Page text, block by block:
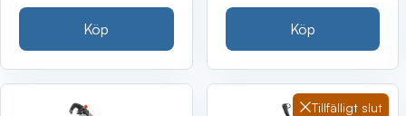
Köp Köp
Tillfälligt slut